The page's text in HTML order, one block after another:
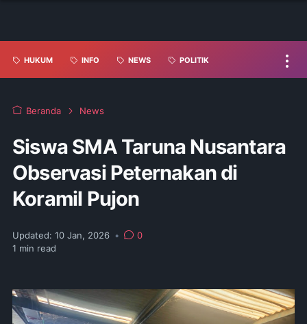
HUKUM INFO NEWS POLITIK
Beranda News
Siswa SMA Taruna Nusantara
Observasi Peternakan di
Koramil Pujon
Updated: 10 Jan, 2026 •
0
1 min read